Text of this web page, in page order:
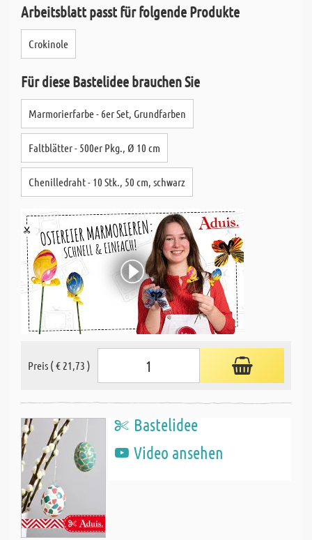
Arbeitsblatt passt für folgende Produkte
Crokinole
Für diese Bastelidee brauchen Sie
Marmorierfarbe - 6er Set, Grundfarben
Faltblätter - 500er Pkg., Ø 10 cm
Chenilledraht - 10 Stk., 50 cm, schwarz
Preis ( € 21,73 )
Bastelidee
Video ansehen